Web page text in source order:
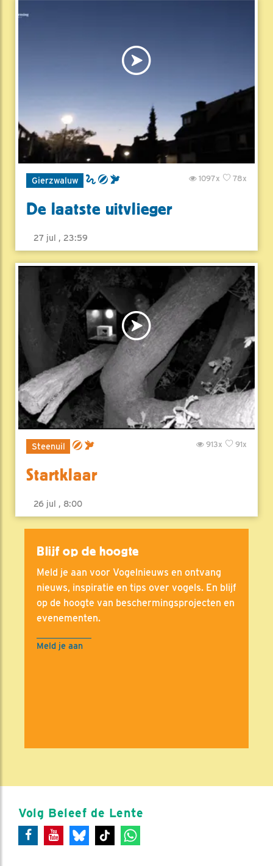
Gierzwaluw 78x
1097x
De laatste uitvlieger
27 jul , 23:59
Steenuil 91x
913x
Startklaar
26 jul , 8:00
Blijf op de hoogte
Meld je aan voor Vogelnieuws en ontvang
nieuws, inspiratie en tips over vogels. En blijf
op de hoogte van beschermingsprojecten en
evenementen.
Meld je aan
Volg Beleef de Lente